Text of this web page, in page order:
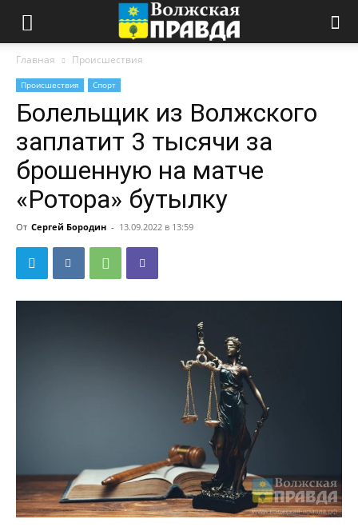
Главная Происшествия
Происшествия Спорт
Болельщик из Волжского
заплатит 3 тысячи за
брошенную на матче
«Ротора» бутылку
От Сергей Бородин - 13.09.2022 в 13:59